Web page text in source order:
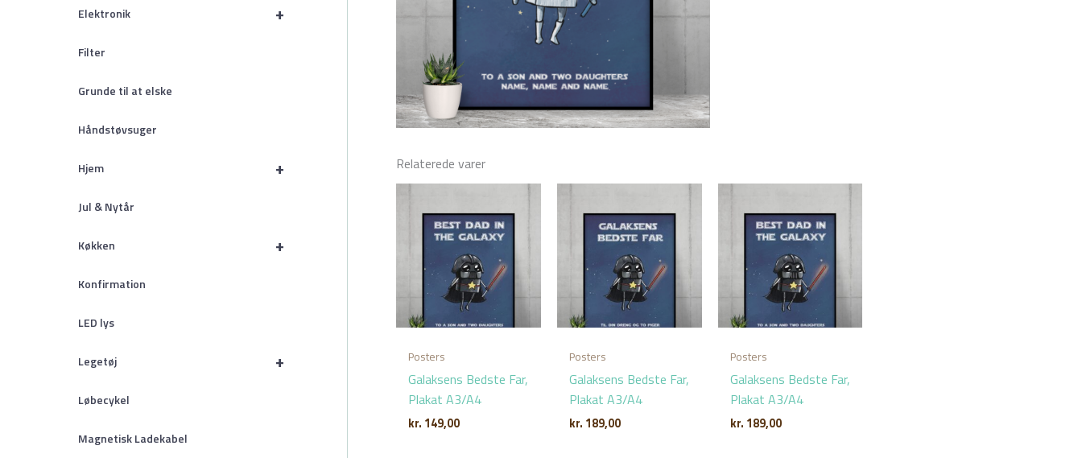
+
Elektronik
Filter
Grunde til at elske
Håndstøvsuger
+
Hjem
Jul & Nytår
+
Køkken
Konfirmation
LED lys
+
Legetøj
Løbecykel
Magnetisk Ladekabel
Relaterede varer
Posters
Galaksens Bedste Far,
Plakat A3/A4
kr. 149,00
Posters
Galaksens Bedste Far,
Plakat A3/A4
kr. 189,00
Posters
Galaksens Bedste Far,
Plakat A3/A4
kr. 189,00